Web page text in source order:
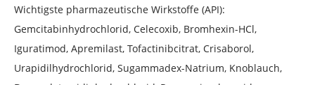
Wichtigste pharmazeutische Wirkstoffe (API):
Gemcitabinhydrochlorid, Celecoxib, Bromhexin-HCl,
Iguratimod, Apremilast, Tofactinibcitrat, Crisaborol,
Urapidilhydrochlorid, Sugammadex-Natrium, Knoblauch,